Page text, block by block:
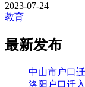
2023-07-24
教育
最新发布